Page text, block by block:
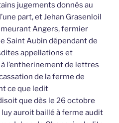
jugements donnés au
part, et Jehan Grasenloil
Angers, fermier
Saint Aubin dépendant de
appellations et
l’entherinement de lettres
de la ferme de
ce que ledit
que dès le 26 octobre
auroit baillé à ferme audit